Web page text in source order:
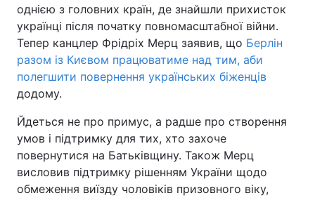
однією з головних країн, де знайшли прихисток
українці після початку повномасштабної війни.
Тепер канцлер Фрідріх Мерц заявив, що Берлін
разом із Києвом працюватиме над тим, аби
полегшити повернення українських біженців
додому.
Йдеться не про примус, а радше про створення
умов і підтримку для тих, хто захоче
повернутися на Батьківщину. Також Мерц
висловив підтримку рішенням України щодо
обмеження виїзду чоловіків призовного віку,